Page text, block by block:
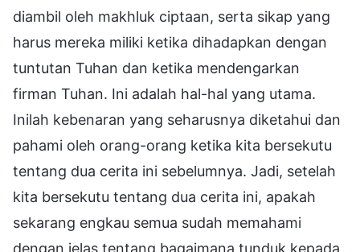
diambil oleh makhluk ciptaan, serta sikap yang
harus mereka miliki ketika dihadapkan dengan
tuntutan Tuhan dan ketika mendengarkan
firman Tuhan. Ini adalah hal-hal yang utama.
Inilah kebenaran yang seharusnya diketahui dan
pahami oleh orang-orang ketika kita bersekutu
tentang dua cerita ini sebelumnya. Jadi, setelah
kita bersekutu tentang dua cerita ini, apakah
sekarang engkau semua sudah memahami
dengan jelas tentang bagaimana tunduk kepada